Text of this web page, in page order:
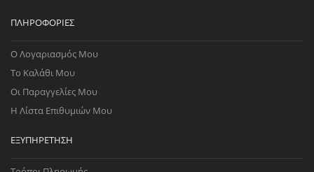
ΠΛΗΡΟΦΟΡΊΕΣ
Ο Λογαριασμός Μου
Το Καλάθι Μου
Οι Παραγγελίες Μου
Η Λίστα Επιθυμιών Μου
ΕΞΥΠΗΡΈΤΗΣΗ